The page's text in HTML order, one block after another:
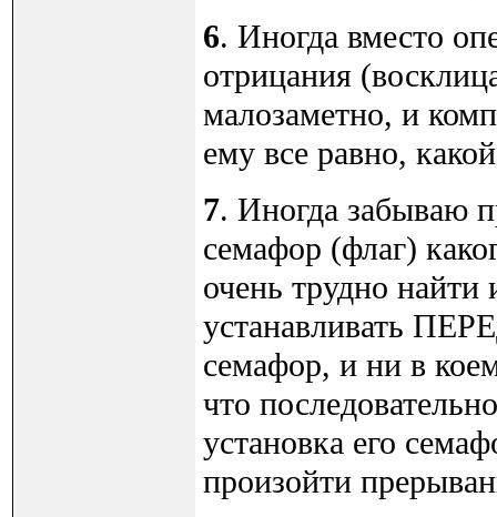
6. Иногда вместо
отрицания
малозаметно, и
ему все равно,
7. Иногда забываю
семафор (флаг)
очень трудно
устанавливать
семафор, и ни в
что
установка его
произойти